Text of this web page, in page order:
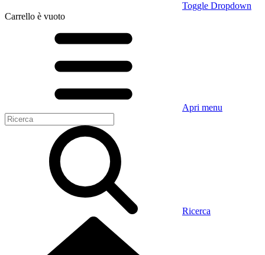
Toggle Dropdown
Carrello è vuoto
Apri menu
Ricerca